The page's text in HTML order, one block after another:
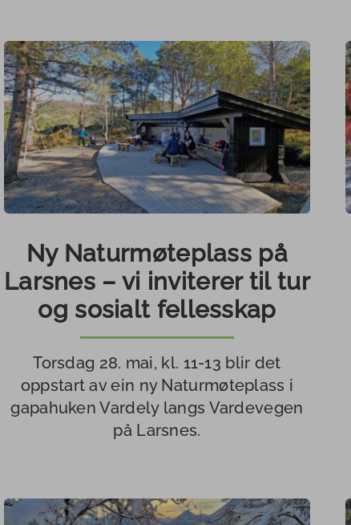
Ny Naturmøteplass på
Larsnes – vi inviterer til tur
og sosialt fellesskap
Torsdag 28. mai, kl. 11-13 blir det
oppstart av ein ny Naturmøteplass i
gapahuken Vardely langs Vardevegen
på Larsnes.